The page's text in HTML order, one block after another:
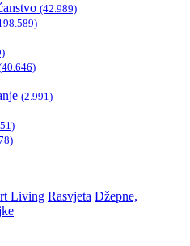
(42.989)
(2.991)
Living Rasvjeta Džepne,